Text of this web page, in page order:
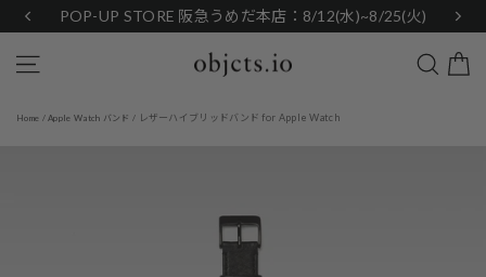
content
POP-UP STORE 阪急うめだ本店：8/12(水)~8/25(火)
Search
Home / Apple Watch バンド / レザーハイブリッドバンド for Apple Watch